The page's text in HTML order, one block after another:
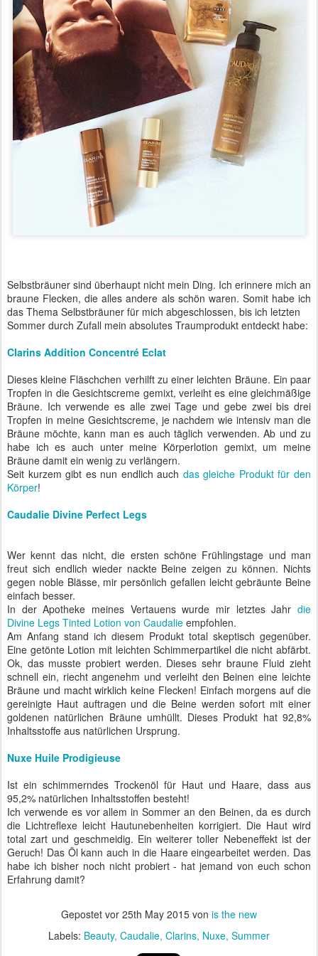
Selbstbräuner sind überhaupt nicht mein Ding. Ich erinnere mich an
braune Flecken, die alles andere als schön waren. Somit habe ich
das Thema Selbstbräuner für mich abgeschlossen, bis ich letzten
Sommer durch Zufall mein absolutes Traumprodukt entdeckt habe:
Clarins Addition Concentré Eclat
Dieses kleine Fläschchen verhilft zu einer leichten Bräune. Ein paar
Tropfen in die Gesichtscreme gemixt, verleiht es eine gleichmäßige
Bräune. Ich verwende es alle zwei Tage und gebe zwei bis drei
Tropfen in meine Gesichtscreme, je nachdem wie intensiv man die
Bräune möchte, kann man es auch täglich verwenden. Ab und zu
habe ich es auch unter meine Körperlotion gemixt, um meine
Bräune damit ein wenig zu verlängern.
Seit kurzem gibt es nun endlich auch das gleiche Produkt für den
Körper!
Caudalie Divine Perfect Legs
Wer kennt das nicht, die ersten schöne Frühlingstage und man
freut sich endlich wieder nackte Beine zeigen zu können. Nichts
gegen noble Blässe, mir persönlich gefallen leicht gebräunte Beine
einfach besser.
In der Apotheke meines Vertauens wurde mir letztes Jahr die
Divine Legs Tinted Lotion von Caudalie empfohlen.
Am Anfang stand ich diesem Produkt total skeptisch gegenüber.
Eine getönte Lotion mit leichten Schimmerpartikel die nicht abfärbt.
Ok, das musste probiert werden. Dieses sehr braune Fluid zieht
schnell ein, riecht angenehm und verleiht den Beinen eine leichte
Bräune und macht wirklich keine Flecken! Einfach morgens auf die
gereinigte Haut auftragen und die Beine werden sofort mit einer
goldenen natürlichen Bräune umhüllt. Dieses Produkt hat 92,8%
Inhaltsstoffe aus natürlichen Ursprung.
Nuxe Huile Prodigieuse
Ist ein schimmerndes Trockenöl für Haut und Haare, dass aus
95,2% natürlichen Inhaltsstoffen besteht!
Ich verwende es vor allem in Sommer an den Beinen, da es durch
die Lichtreflexe leicht Hautunebenheiten korrigiert. Die Haut wird
total zart und geschmeidig. Ein weiterer toller Nebeneffekt ist der
Geruch! Das Öl kann auch in die Haare eingearbeitet werden. Das
habe ich bisher noch nicht probiert - hat jemand von euch schon
Erfahrung damit?
Gepostet vor 25th May 2015 von is the new
Labels: Beauty Caudalie Clarins Nuxe Summer